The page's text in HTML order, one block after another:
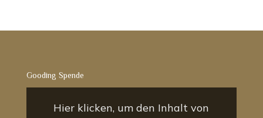
Gooding Spende
Widget“Hier klicken, um den Inhalt von